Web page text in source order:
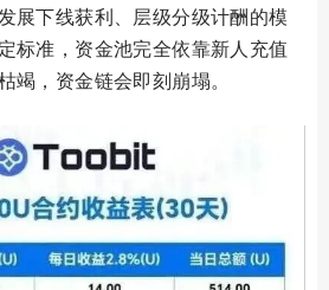
展下线获利、层级分级计酬的模
标准，资金池完全依靠新人充值
竭，资金链会即刻崩塌。